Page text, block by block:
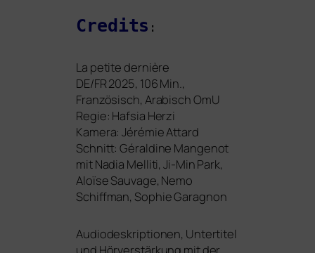
Credits :
La peti­te der­niè­re
DE/FR2025, 106 Min.,
Französisch, Arabisch OmU
Regie: Hafsia Herzi
Kamera: Jérémie Attard
Schnitt: Géraldine Mangenot
mit Nadia Melliti, Ji-Min Park,
Aloïse Sauvage, Nemo
Schiffman, Sophie Garagnon
Audiodeskriptionen, Untertitel